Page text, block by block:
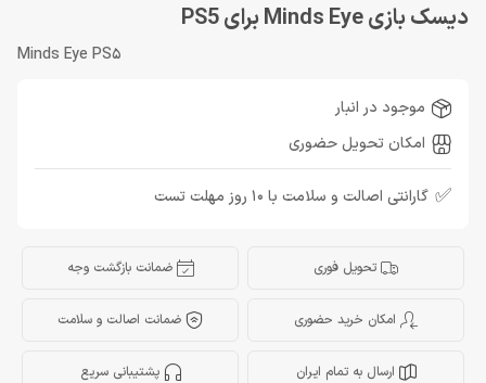
دیسک بازی Minds Eye برای PS5
Minds Eye PS5
موجود در انبار
امکان تحویل حضوری
✅ گارانتی اصالت و سلامت با 10 روز مهلت تست
تحویل فوری ضمانت بازگشت وجه
امکان خرید حضوری ضمانت اصالت و سلامت
ارسال به تمام ایران پشتیبانی سریع